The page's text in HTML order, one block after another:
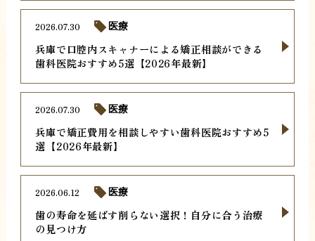
兵庫で口腔内スキャナーによる矯正相談ができる
歯科医院おすすめ5選【2026年最新】
2026.07.30 医療
兵庫で矯正費用を相談しやすい歯科医院おすすめ5
選【2026年最新】
2026.07.30 医療
歯の寿命を延ばす削らない選択！自分に合う治療
の見つけ方
2026.06.12 医療